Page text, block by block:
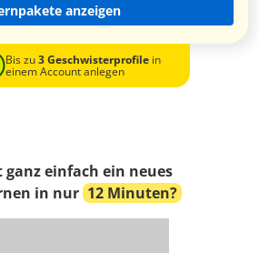
anzeigen
Bis zu3 Geschwisterprofilein
einem Account anlegen
einfach ein neues
in nur 12 Minuten?